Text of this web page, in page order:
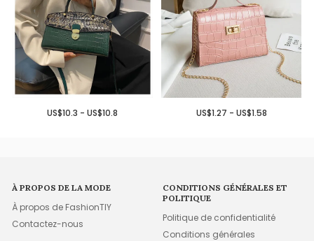
US$10.3 - US$10.8 US$1.27 - US$1.58
À PROPOS DE LA MODE
À propos de FashionTIY
Contactez-nous
CONDITIONS GÉNÉRALES ET
POLITIQUE
Politique de confidentialité
Conditions générales